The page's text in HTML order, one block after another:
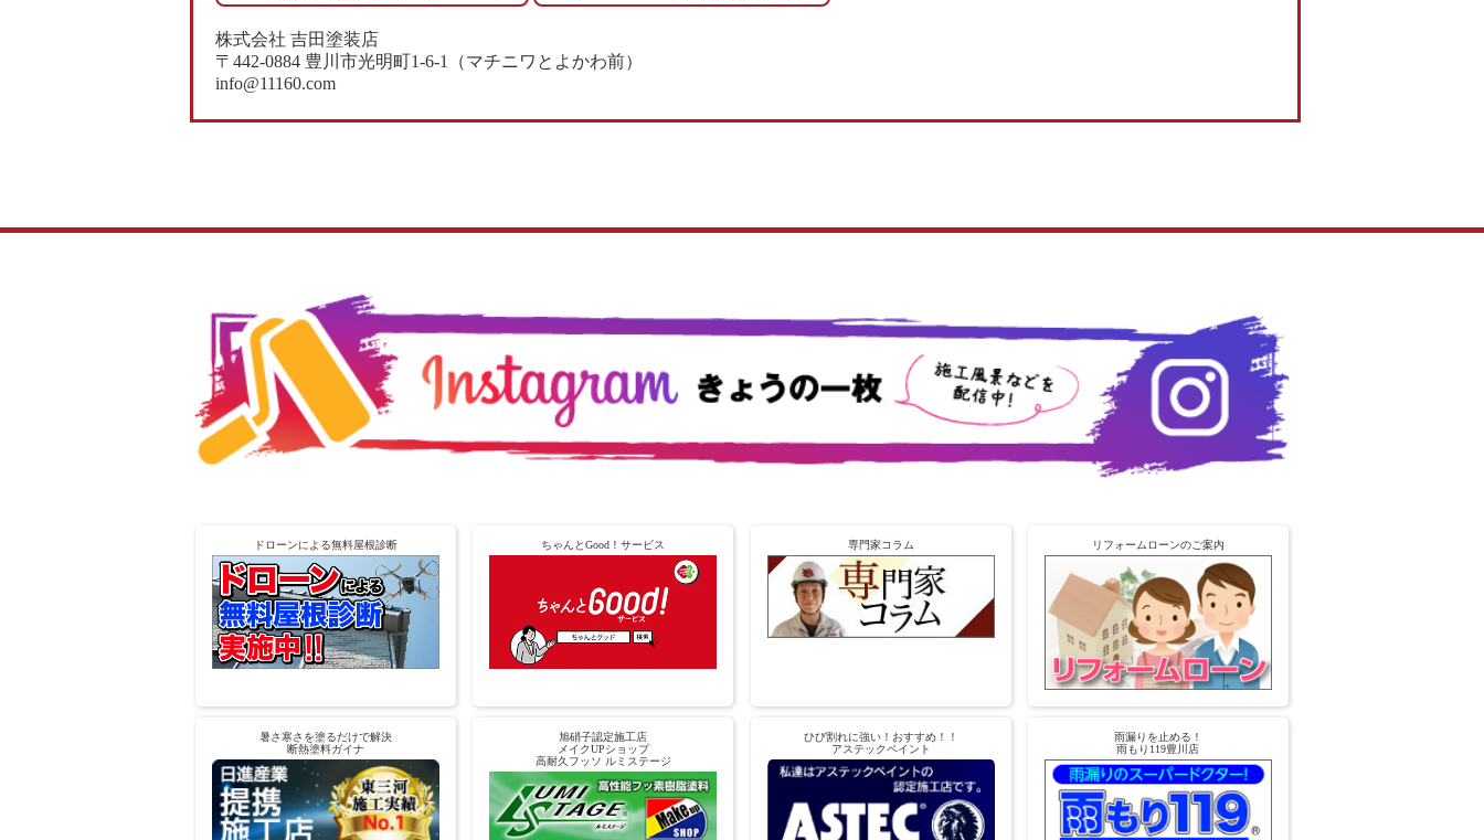
株式会社 吉田塗装店
〒442-0884 豊川市光明町1-6-1（マチニワとよかわ前）
info@11160.com
ドローンによる無料屋根診断 ちゃんとGood！サービス 専門家コラム リフォームローンのご案内
暑さ寒さを塗るだけで解決
断熱塗料ガイナ
旭硝子認定施工店
メイクUPショップ
高耐久フッソ ルミステージ
ひび割れに強い！おすすめ！！
アステックペイント
雨漏りを止める！
雨もり119豊川店